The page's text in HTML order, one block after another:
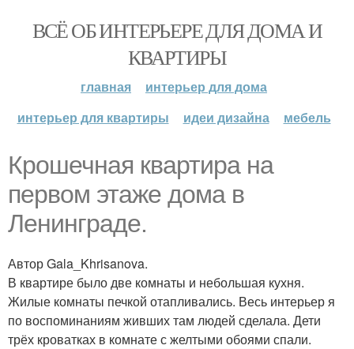
ВСЁ ОБ ИНТЕРЬЕРЕ ДЛЯ ДОМА И
КВАРТИРЫ
главная
интерьер для дома
интерьер для квартиры
идеи дизайна мебель
Крошечная квартира на
первом этаже дома в
Ленинграде.
Автор Gala_Khrisanova.
В квартире было две комнаты и небольшая кухня.
Жилые комнаты печкой отапливались. Весь интерьер я
по воспоминаниям живших там людей сделала. Дети
трёх кроватках в комнате с желтыми обоями спали.